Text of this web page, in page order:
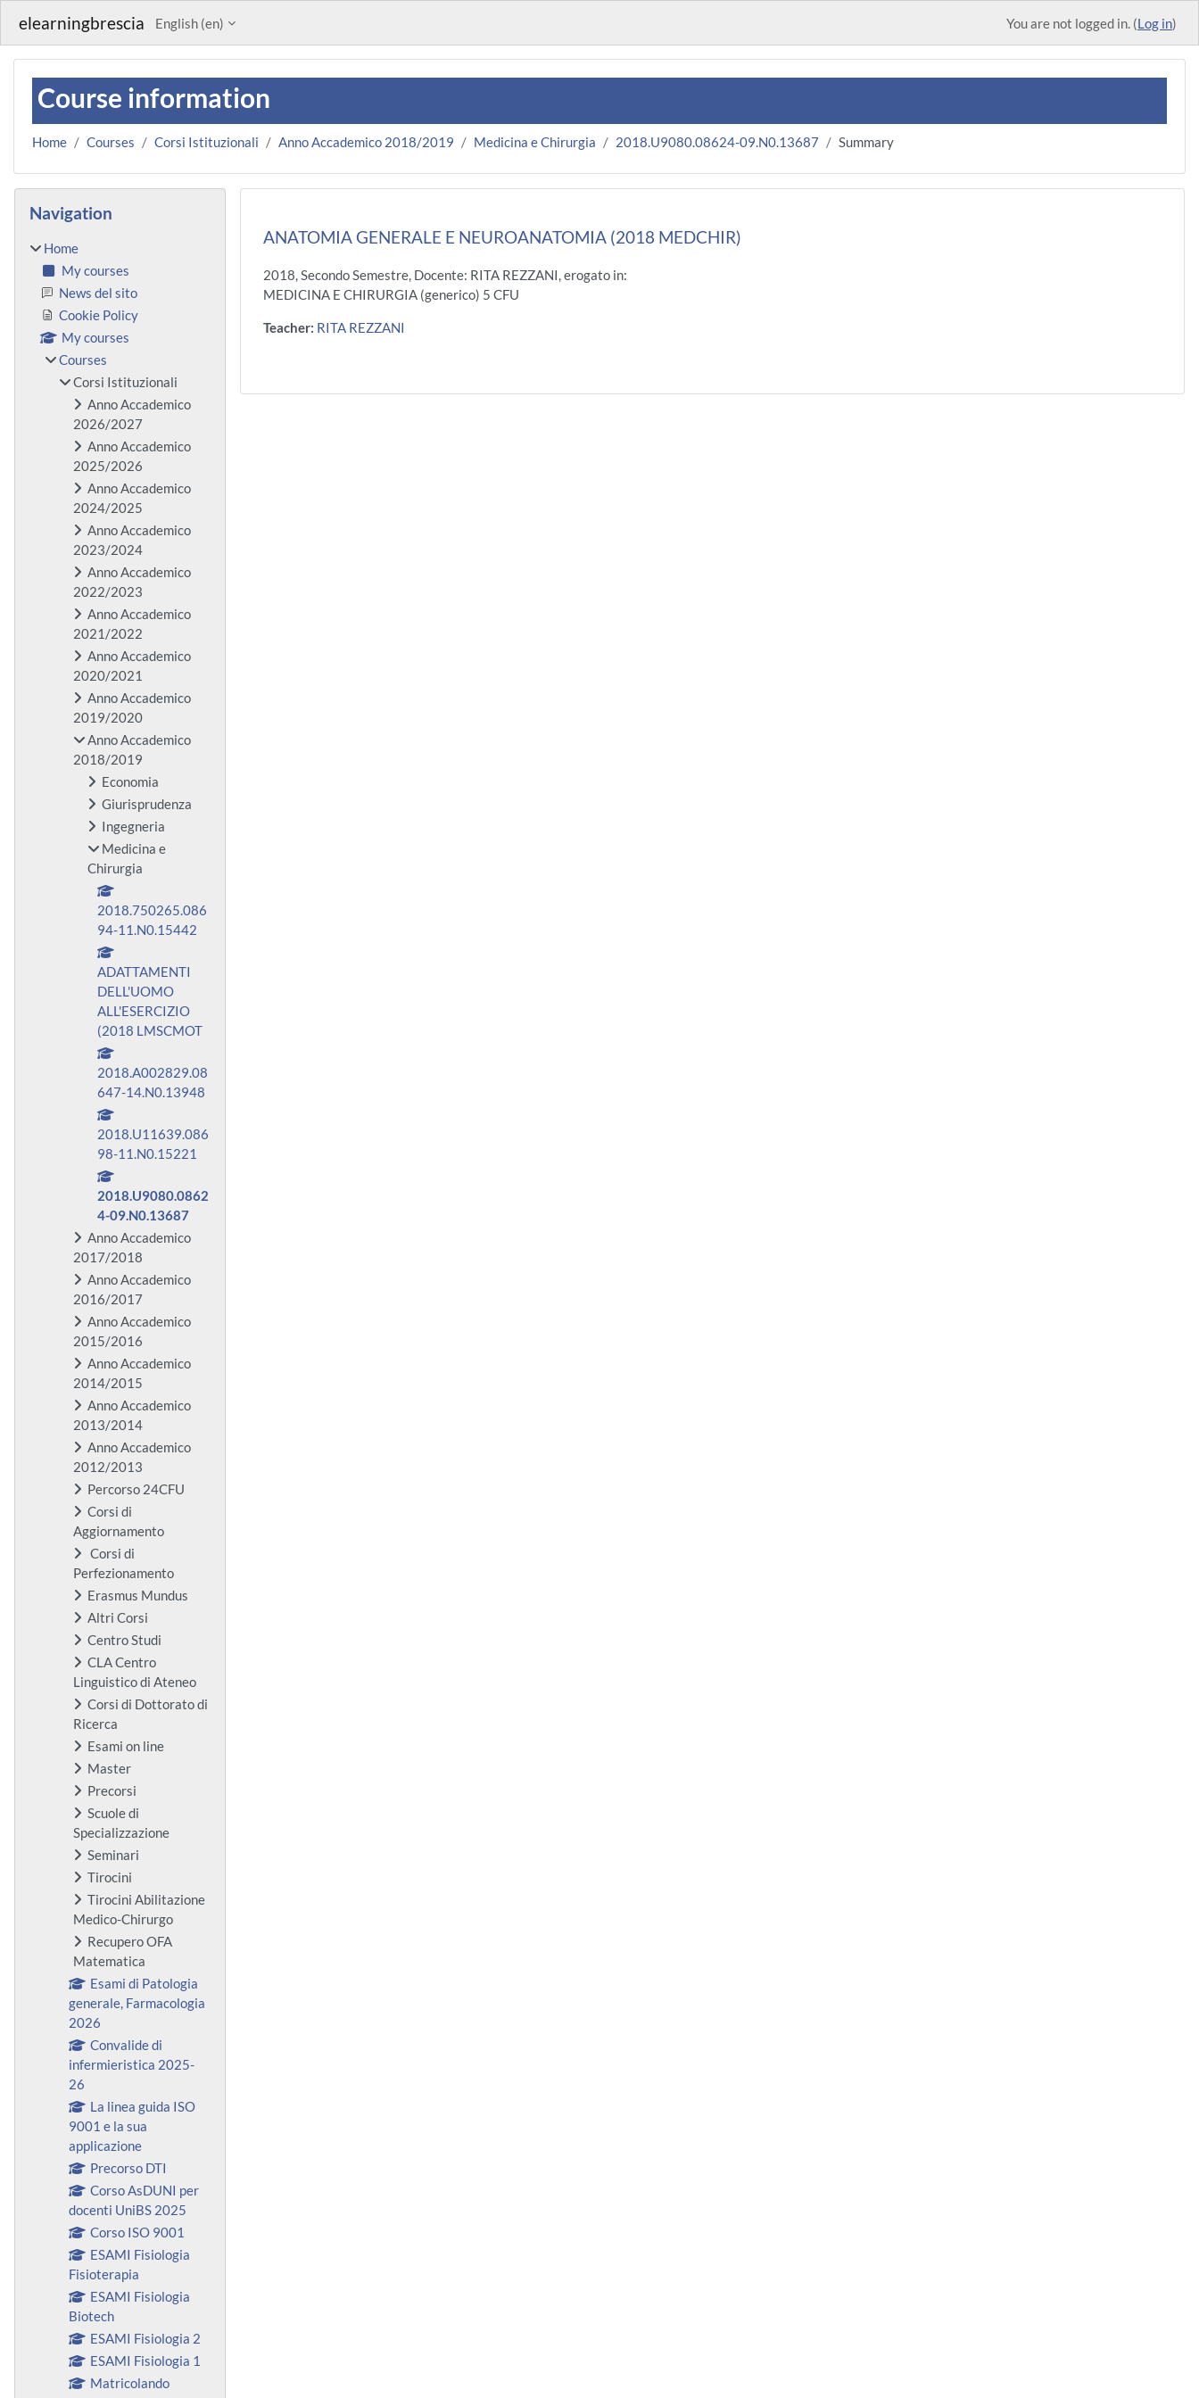
elearningbrescia English ‎(en)‎ You are not logged in. (Log in)
Course information
Home Courses Corsi Istituzionali Anno Accademico 2018/2019 Medicina e Chirurgia 2018.U9080.08624-09.N0.13687 Summary
ANATOMIA GENERALE E NEUROANATOMIA (2018 MEDCHIR)
2018, Secondo Semestre, Docente: RITA REZZANI, erogato in:
MEDICINA E CHIRURGIA (generico) 5 CFU
Teacher: RITA REZZANI
Blocks
Navigation
Home
My courses
News del sito
Cookie Policy
My courses
Courses
Corsi Istituzionali
Anno Accademico
2026/2027
Anno Accademico
2025/2026
Anno Accademico
2024/2025
Anno Accademico
2023/2024
Anno Accademico
2022/2023
Anno Accademico
2021/2022
Anno Accademico
2020/2021
Anno Accademico
2019/2020
Anno Accademico
2018/2019
Economia
Giurisprudenza
Ingegneria
Medicina e
Chirurgia
2018.750265.086
94-11.N0.15442
ADATTAMENTI
DELL'UOMO
ALL'ESERCIZIO
(2018 LMSCMOT
2018.A002829.08
647-14.N0.13948
2018.U11639.086
98-11.N0.15221
2018.U9080.0862
4-09.N0.13687
Anno Accademico
2017/2018
Anno Accademico
2016/2017
Anno Accademico
2015/2016
Anno Accademico
2014/2015
Anno Accademico
2013/2014
Anno Accademico
2012/2013
Percorso 24CFU
Corsi di
Aggiornamento
Corsi di
Perfezionamento
Erasmus Mundus
Altri Corsi
Centro Studi
CLA Centro
Linguistico di Ateneo
Corsi di Dottorato di
Ricerca
Esami on line
Master
Precorsi
Scuole di
Specializzazione
Seminari
Tirocini
Tirocini Abilitazione
Medico-Chirurgo
Recupero OFA
Matematica
Esami di Patologia
generale, Farmacologia
2026
Convalide di
infermieristica 2025-
26
La linea guida ISO
9001 e la sua
applicazione
Precorso DTI
Corso AsDUNI per
docenti UniBS 2025
Corso ISO 9001
ESAMI Fisiologia
Fisioterapia
ESAMI Fisiologia
Biotech
ESAMI Fisiologia 2
ESAMI Fisiologia 1
Matricolando